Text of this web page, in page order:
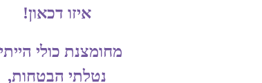
איזו דכאון!
מחומצנת כולי
נטלתי הבטחות,